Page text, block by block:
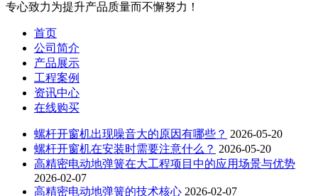
专心致力为提升产品质量而不懈努力！
首页
公司简介
产品展示
工程案例
资讯中心
在线购买
螺杆开窗机出现噪音大的原因有哪些？ 2026-05-20
螺杆开窗机在安装时需要注意什么？ 2026-05-20
高精密电动地弹簧在大工程项目中的应用场景与优势
2026-02-07
高精密电动地弹簧的技术核心 2026-02-07